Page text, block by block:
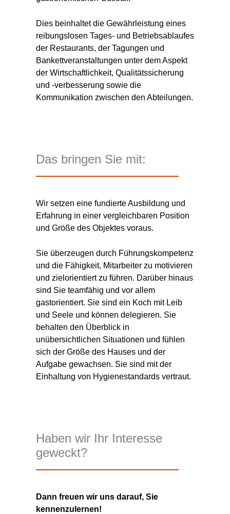
Dies beinhaltet die Gewährleistung eines
reibungslosen Tages- und Betriebsablaufes
der Restaurants, der Tagungen und
Bankettveranstaltungen unter dem Aspekt
der Wirtschaftlichkeit, Qualitätssicherung
und -verbesserung sowie die
Kommunikation zwischen den Abteilungen.
Das bringen Sie mit:
Wir setzen eine fundierte Ausbildung und
Erfahrung in einer vergleichbaren Position
und Größe des Objektes voraus.
Sie überzeugen durch Führungskompetenz
und die Fähigkeit, Mitarbeiter zu motivieren
und zielorientiert zu führen. Darüber hinaus
sind Sie teamfähig und vor allem
gastorientiert. Sie sind ein Koch mit Leib
und Seele und können delegieren. Sie
behalten den Überblick in
unübersichtlichen Situationen und fühlen
sich der Größe des Hauses und der
Aufgabe gewachsen. Sie sind mit der
Einhaltung von Hygienestandards vertraut.
Haben wir Ihr Interesse
geweckt?
Dann freuen wir uns darauf, Sie
kennenzulernen!